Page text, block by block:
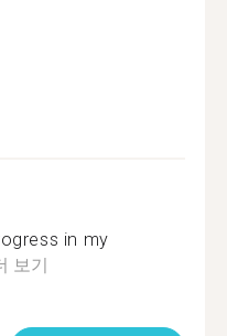
in my
보기